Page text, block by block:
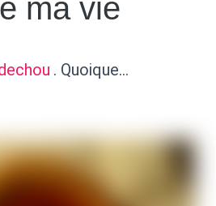
ma vie
. Quoique…